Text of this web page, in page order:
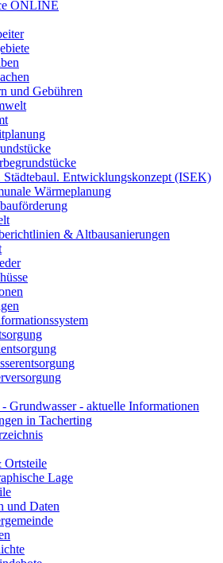
ONLINE
und Gebühren
Städtebaul. Entwicklungskonzept (ISEK)
Wärmeplanung
& Altbausanierungen
Grundwasser - aktuelle Informationen
in Tacherting
Ortsteile
Lage
und Daten